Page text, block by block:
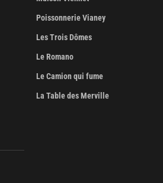
Poissonnerie Vianey
Les Trois Dômes
Le Romano
Le Camion qui fume
La Table des Merville